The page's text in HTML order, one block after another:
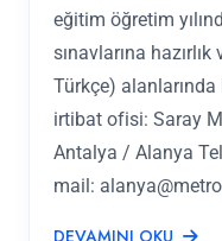
eğitim öğretim
sınavlarına
Türkçe) alanlarında
irtibat ofisi: Saray
Antalya / Alanya
mail: